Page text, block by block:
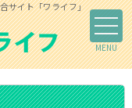
サイト「ワライフ」